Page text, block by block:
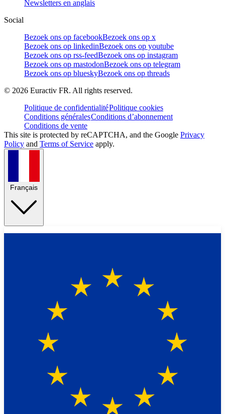
Newsletters en anglais
Social
Bezoek ons op facebookBezoek ons op x
Bezoek ons op linkedinBezoek ons op youtube
Bezoek ons op rss-feedBezoek ons op instagram
Bezoek ons op mastodonBezoek ons op telegram
Bezoek ons op blueskyBezoek ons op threads
© 2026 Euractiv FR. All rights reserved.
Politique de confidentialitéPolitique cookies
Conditions généralesConditions d’abonnement
Conditions de vente
This site is protected by reCAPTCHA, and the Google Privacy
Policy and Terms of Service apply.
Français